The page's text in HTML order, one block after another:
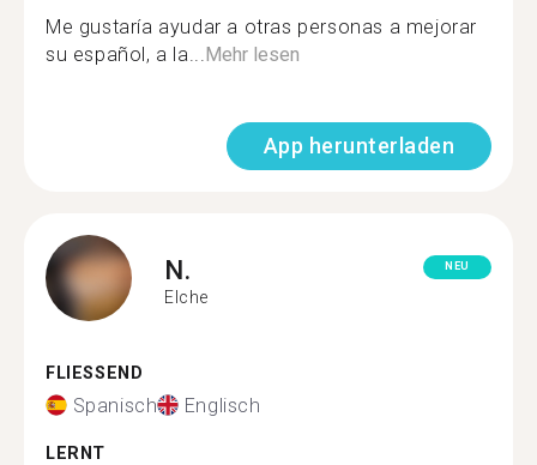
Me gustaría ayudar a otras personas a mejorar
su español, a la...Mehr lesen
App herunterladen
N.
Elche
NEU
FLIESSEND
Spanisch Englisch
LERNT